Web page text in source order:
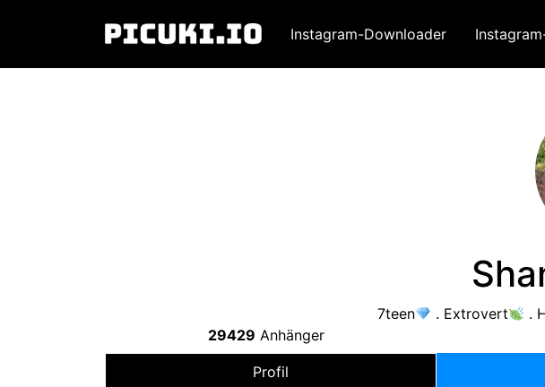
Instagram-Downloader
7teen . Extrovert .
29429 Anhänger
Profil